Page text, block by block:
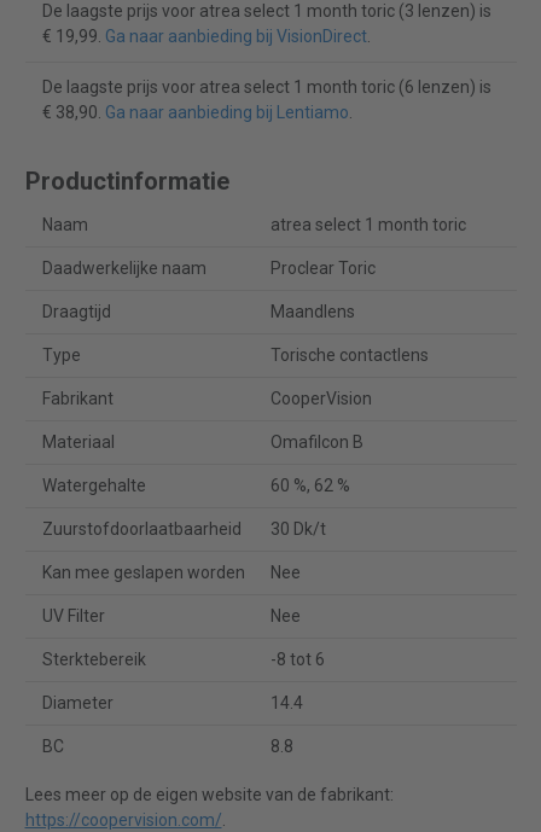
De laagste prijs voor atrea select 1 month toric (3 lenzen) is
€ 19,99. Ga naar aanbieding bij VisionDirect.
De laagste prijs voor atrea select 1 month toric (6 lenzen) is
€ 38,90. Ga naar aanbieding bij Lentiamo.
Productinformatie
Naam atrea select 1 month toric
Daadwerkelijke naam Proclear Toric
Draagtijd Maandlens
Type Torische contactlens
Fabrikant CooperVision
Materiaal Omafilcon B
Watergehalte 60 %, 62 %
Zuurstofdoorlaatbaarheid 30 Dk/t
Kan mee geslapen worden Nee
UV Filter Nee
Sterktebereik -8 tot 6
Diameter 14.4
BC 8.8
Lees meer op de eigen website van de fabrikant:
https://coopervision.com/.